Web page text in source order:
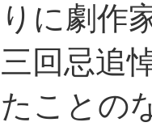
りに劇作
三回忌追
たことの